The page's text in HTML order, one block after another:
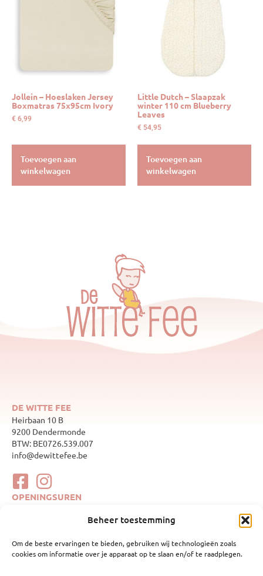
Beheer toestemming
Om de beste ervaringen te bieden, gebruiken wij technologieën zoals
cookies om informatie over je apparaat op te slaan en/of te raadplegen.
Jollein – Hoeslaken Jersey
Boxmatras 75x95cm Ivory
€ 6,99
Toevoegen aan
winkelwagen
Little Dutch – Slaapzak
winter 110 cm Blueberry
Leaves
€ 54,95
Toevoegen aan
winkelwagen
DE WITTE FEE
Heirbaan 10 B
9200 Dendermonde
BTW: BE0726.539.007
info@dewittefee.be
OPENINGSUREN
10:00–17:00
donderdag
10:00–17:00
vrijdag
10:00–17:00